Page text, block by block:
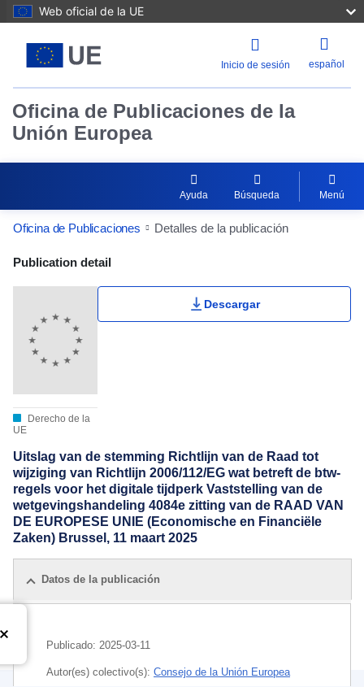
Web oficial de la UE
Inicio de sesión español
Oficina de Publicaciones de la
Unión Europea
Ayuda Búsqueda Menú
Oficina de Publicaciones Detalles de la publicación
Publication Detail Actions Portlet
Publication detail
Derecho de la
UE
Descargar
Uitslag van de stemming Richtlijn van de Raad tot
wijziging van Richtlijn 2006/112/EG wat betreft de btw-
regels voor het digitale tijdperk Vaststelling van de
wetgevingshandeling 4084e zitting van de RAAD VAN
DE EUROPESE UNIE (Economische en Financiële
Zaken) Brussel, 11 maart 2025
Datos de la publicación
Publicado: 2025-03-11
Autor(es) colectivo(s): Consejo de la Unión Europea